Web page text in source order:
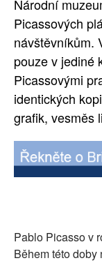
SOCIÁLNÍ SÍTĚ
RUBRIKY
PLNÁ VERZE
Národní
Picassových
návštěvníkům.
pouze v jediné
Picassovými
identických
grafik, vesměs
Pablo Picasso v
Během této doby